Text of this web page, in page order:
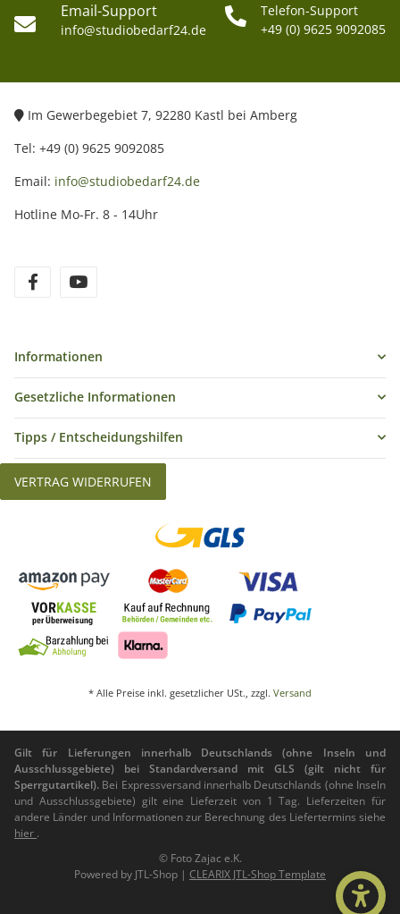
Email-Support
info@studiobedarf24.de
Telefon-Support
+49 (0) 9625 9092085
Im Gewerbegebiet 7, 92280 Kastl bei Amberg
Tel: +49 (0) 9625 9092085
Email: info@studiobedarf24.de
Hotline Mo-Fr. 8 - 14Uhr
Informationen
Gesetzliche Informationen
Tipps / Entscheidungshilfen
VERTRAG WIDERRUFEN
* Alle Preise inkl. gesetzlicher USt., zzgl. Versand
Gilt für Lieferungen innerhalb Deutschlands (ohne Inseln und
Ausschlussgebiete) bei Standardversand mit GLS (gilt nicht für
Sperrgutartikel). Bei Expressversand innerhalb Deutschlands (ohne Inseln
und Ausschlussgebiete) gilt eine Lieferzeit von 1 Tag. Lieferzeiten für
andere Länder und Informationen zur Berechnung des Liefertermins siehe
hier .
© Foto Zajac e.K.
Powered by JTL-Shop | CLEARIX JTL-Shop Template